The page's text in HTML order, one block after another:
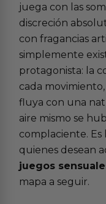
juega con las
discreción
con fragancias
simplemente
protagonista: la
cada
fluya con una
aire mismo se
complaciente.
quienes desean
juegos
mapa a seguir.